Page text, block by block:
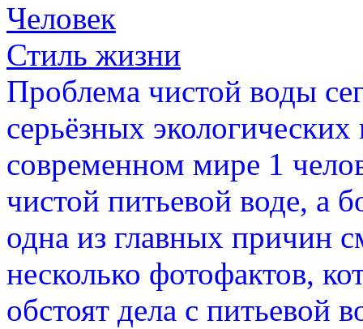
Человек
Стиль жизни
Проблема чистой воды
серьёзных
современном мире 1
чистой питьевой воде, а
одна из главных причин
несколько фотофактов,
обстоят дела с питьевой